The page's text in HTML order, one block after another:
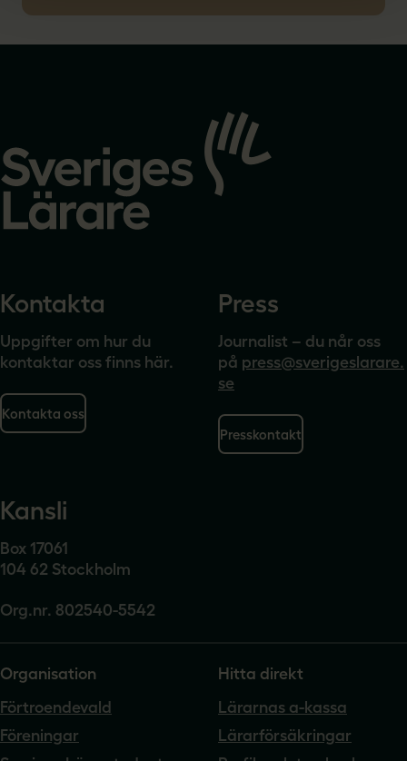
startsidan
Kontakta
Uppgifter om hur du
kontaktar oss finns här.
Kontakta oss
Press
Journalist – du når oss
på press@sverigeslarare.
se
Presskontakt
Kansli
Box 17061
104 62 Stockholm
Org.nr. 802540-5542
Organisation
Förtroendevald
Föreningar
Hitta direkt
Lärarnas a-kassa
Lärarförsäkringar